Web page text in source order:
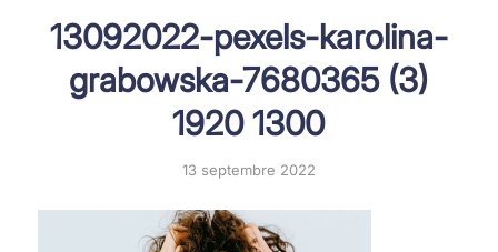
13092022-pexels-karolina-
grabowska-7680365 (3)
1920 1300
13 septembre 2022